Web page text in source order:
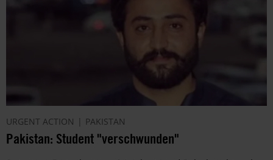
URGENT ACTION PAKISTAN
Pakistan: Student "verschwunden"